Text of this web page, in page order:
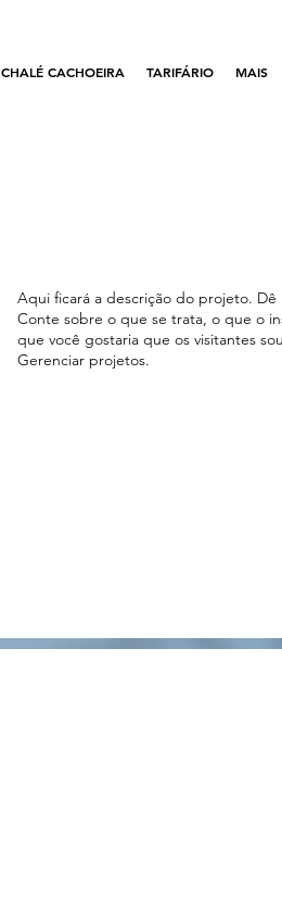
CHALÉ CACHOEIRA TARIFÁRIO MAIS
Aqui ficará a descrição do projeto.
Conte sobre o que se trata, o que o
que você gostaria que os visitantes
Gerenciar projetos.